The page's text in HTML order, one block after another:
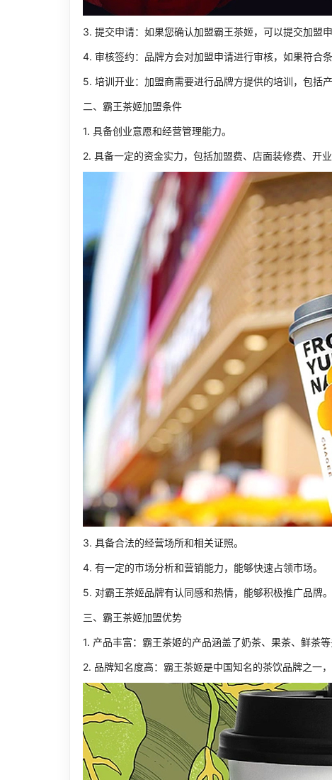
3. 提交申请：如果您确认加盟霸王茶姬，可以提交加盟
4. 审核签约：品牌方会对加盟申请进行审核，如果符合
5. 培训开业：加盟商需要进行品牌方提供的培训，包括
二、霸王茶姬加盟条件
1. 具备创业意愿和经营管理能力。
2. 具备一定的资金实力，包括加盟费、店面装修费、开业
3. 具备合法的经营场所和相关证照。
4. 有一定的市场分析和营销能力，能够快速占领市场。
5. 对霸王茶姬品牌有认同感和热情，能够积极推广品牌。
三、霸王茶姬加盟优势
1. 产品丰富：霸王茶姬的产品涵盖了奶茶、果茶、鲜茶
2. 品牌知名度高：霸王茶姬是中国知名的茶饮品牌之一